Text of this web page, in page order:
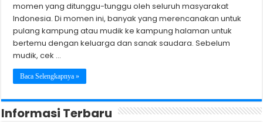
momen yang ditunggu-tunggu oleh seluruh masyarakat
Indonesia. Di momen ini, banyak yang merencanakan untuk
pulang kampung atau mudik ke kampung halaman untuk
bertemu dengan keluarga dan sanak saudara. Sebelum
mudik, cek …
Baca Selengkapnya »
Informasi Terbaru